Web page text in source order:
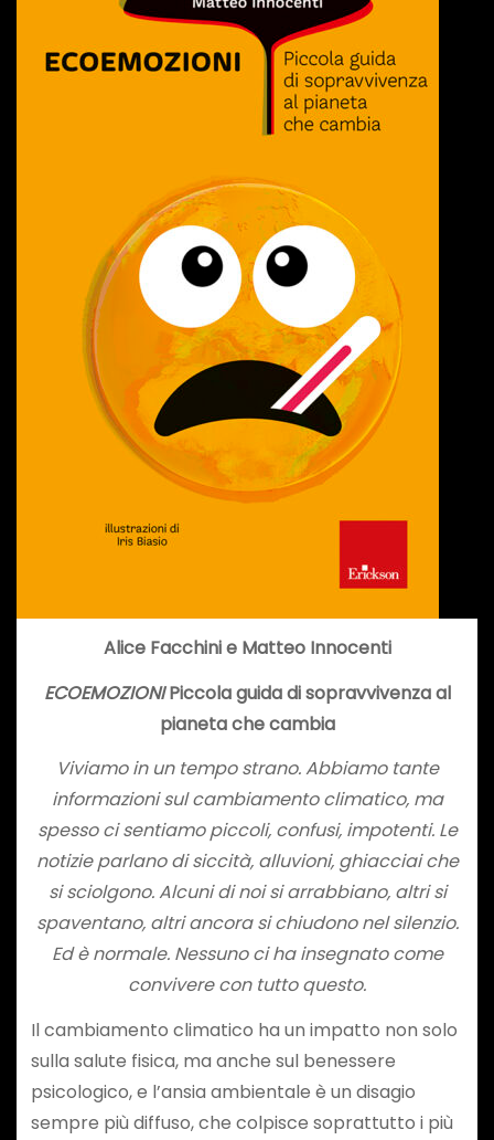
Alice Facchini e Matteo Innocenti
ECOEMOZIONIPiccola guida di sopravvivenza al
pianeta che cambia
Viviamo in un tempo strano. Abbiamo tante
informazioni sul cambiamento climatico, ma
spesso ci sentiamo piccoli, confusi, impotenti. Le
notizie parlano di siccità, alluvioni, ghiacciai che
si sciolgono. Alcuni di noi si arrabbiano, altri si
spaventano, altri ancora si chiudono nel silenzio.
Ed è normale. Nessuno ci ha insegnato come
convivere con tutto questo.
Il cambiamento climatico ha un impatto non solo
sulla salute fisica, ma anche sul benessere
psicologico, e l’ansia ambientale è un disagio
sempre più diffuso, che colpisce soprattutto i più